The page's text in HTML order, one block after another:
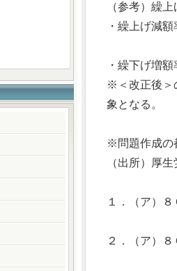
（参考）繰
・繰上げ減
＜改
・繰下げ増
※＜改正後＞
象となる。
※問題作成の
（出所）厚
１．（ア）
２．（ア）